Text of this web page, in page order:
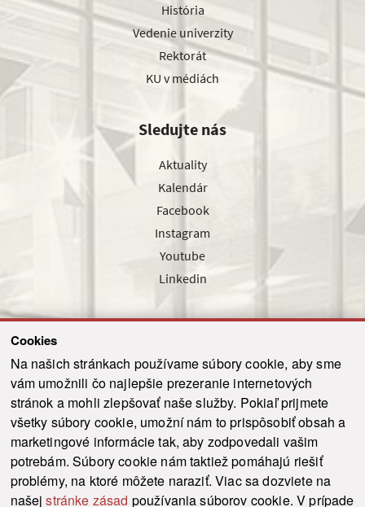
Cookies
Na našich stránkach používame súbory cookie, aby sme
vám umožnili čo najlepšie prezeranie internetových
stránok a mohli zlepšovať naše služby. Pokiaľ prijmete
všetky súbory cookie, umožní nám to prispôsobiť obsah a
marketingové informácie tak, aby zodpovedali vašim
potrebám. Súbory cookie nám taktiež pomáhajú riešiť
problémy, na ktoré môžete naraziť. Viac sa dozviete na
našejstránke zásad používania súborov cookie. V prípade
História
Vedenie univerzity
Rektorát
KU v médiách
Sledujte nás
Aktuality
Kalendár
Facebook
Instagram
Youtube
Linkedin
Odoslať